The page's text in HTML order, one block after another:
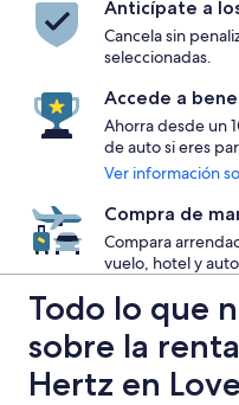
Anticípate a
Cancela sin
seleccionadas.
Accede a
Ahorra desde un
de auto si eres
Ver información
Compra de
Compara
vuelo, hotel y
Todo lo que
sobre la
Hertz en